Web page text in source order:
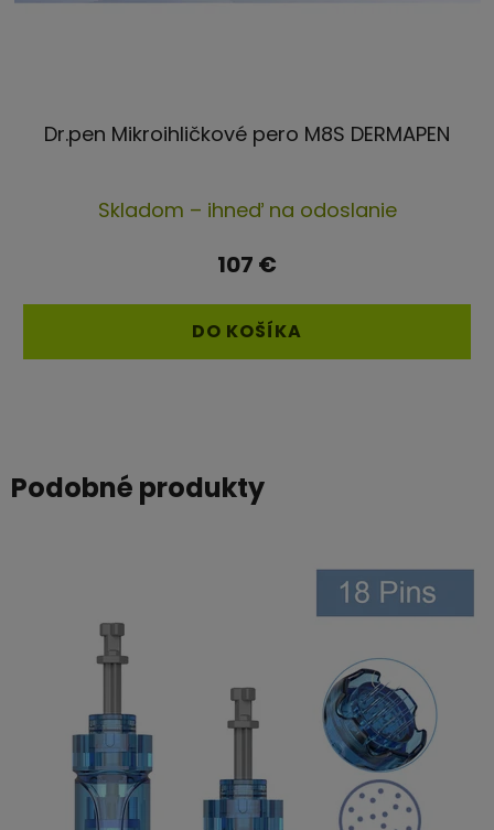
Dr.pen Mikroihličkové pero M8S DERMAPEN
hodnotenie
produktu
4,3
z
Skladom – ihneď na odoslanie
107 €
DO KOŠÍKA
Podobné produkty